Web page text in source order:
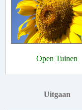
Open Tuinen
Uitgaan